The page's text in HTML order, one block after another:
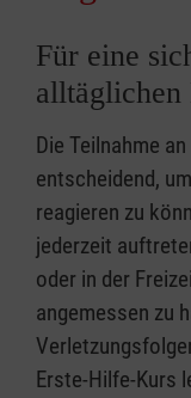
Für eine
Die Teilnahme
entscheidend,
reagieren zu
jederzeit
oder in der
angemessen zu
Erste-Hilfe-Kurs